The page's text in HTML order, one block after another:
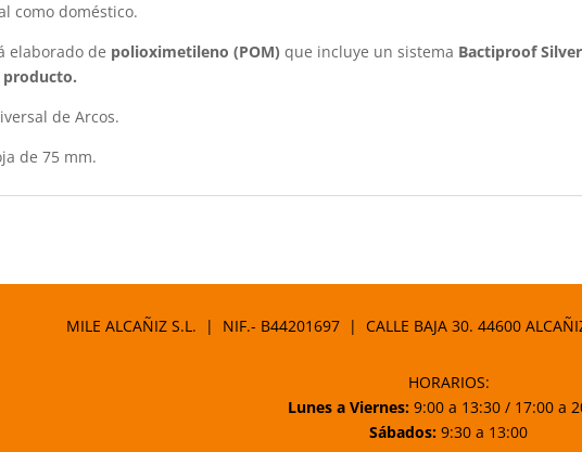
como doméstico.
elaborado de polioximetileno (POM) que incluye un sistema Bactiproof
de Arcos.
de 75 mm.
MILE ALCAÑIZ S.L. | NIF.- B44201697 | CALLE BAJA 30. 44600
HORARIOS:
Lunes a Viernes:9:00 a 13:30 / 17:00 a
Sábados: 9:30 a 13:00